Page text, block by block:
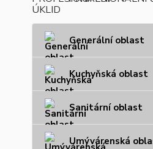
Generální oblast
Kuchyňská oblast
Sanitární oblast
Umývárenská